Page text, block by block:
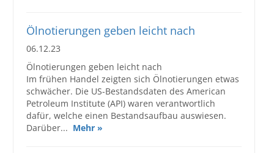
Ölnotierungen geben leicht nach
06.12.23
Ölnotierungen geben leicht nach
Im frühen Handel zeigten sich Ölnotierungen etwas
schwächer. Die US-Bestandsdaten des American
Petroleum Institute (API) waren verantwortlich
dafür, welche einen Bestandsaufbau auswiesen.
Darüber... Mehr »